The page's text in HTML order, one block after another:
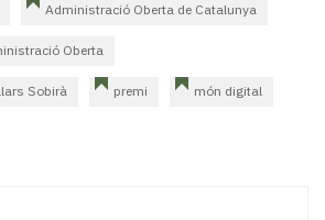
Administració Oberta de Catalunya
Oberta
Sobirà premi món digital